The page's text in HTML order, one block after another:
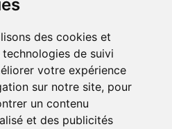
des cookies et
de suivi
votre expérience
sur notre site, pour
un contenu
et des publicités
des cookies et
de suivi
votre expérience
sur notre site, pour
un contenu
et des publicités